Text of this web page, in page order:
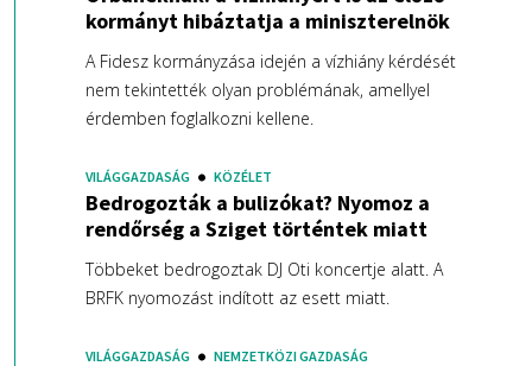
kormányt hibáztatja a miniszterelnök
A Fidesz kormányzása idején a vízhiány kérdését
nem tekintették olyan problémának, amellyel
érdemben foglalkozni kellene.
VILÁGGAZDASÁG KÖZÉLET
Bedrogozták a bulizókat? Nyomoz a
rendőrség a Sziget történtek miatt
Többeket bedrogoztak DJ Oti koncertje alatt. A
BRFK nyomozást indított az esett miatt.
VILÁGGAZDASÁG NEMZETKÖZI GAZDASÁG